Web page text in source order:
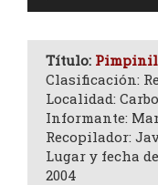
Título:
Clasificación:
Localidad:
Informante:
Recopilador:
Lugar y fecha
2004